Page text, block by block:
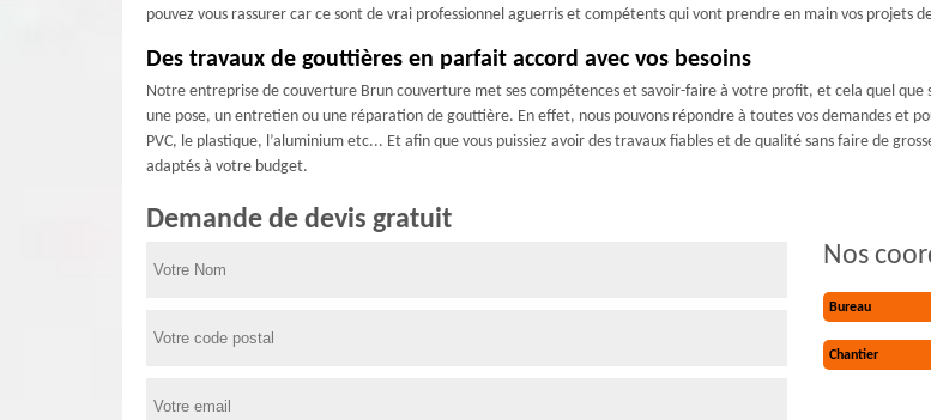
pouvez vous rassurer car ce sont de vrai professionnel aguerris et compétents qui vont prendre en main vos projets
Des travaux de gouttières en parfait accord avec vos besoins
Notre entreprise de couverture Brun couverture met ses compétences et savoir-faire à votre profit, et cela quel
une pose, un entretien ou une réparation de gouttière. En effet, nous pouvons répondre à toutes vos demandes et
PVC, le plastique, l’aluminium etc... Et afin que vous puissiez avoir des travaux fiables et de qualité sans faire de
adaptés à votre budget.
Demande de devis gratuit
Nos
Bureau
Chantier